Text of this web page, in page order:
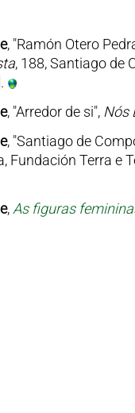
, "Ramón Otero
, 188, Santiago de
, "Arredor de si", Nós
, "Santiago de
Fundación Terra e
, As figuras